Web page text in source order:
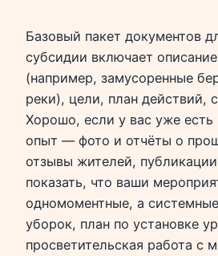
Базовый пакет документов
субсидии включает
(например, замусоренные
реки), цели, план действий,
Хорошо, если у вас уже
опыт — фото и отчёты о
отзывы жителей,
показать, что ваши
одномоментные, а
уборок, план по установке
просветительская работа с